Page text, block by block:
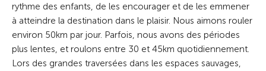
rythme des enfants, de les encourager et de les emmener
à atteindre la destination dans le plaisir. Nous aimons rouler
environ 50km par jour. Parfois, nous avons des périodes
plus lentes, et roulons entre 30 et 45km quotidiennement.
Lors des grandes traversées dans les espaces sauvages,